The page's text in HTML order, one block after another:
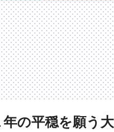
年の平穏を願う